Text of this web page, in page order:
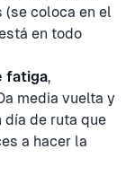
(se coloca en el
en todo
fatiga,
media vuelta y
día de ruta que
a hacer la